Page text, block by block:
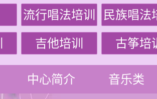
流行唱法培训 民族唱法
吉他培训 古筝培
中心简介 音乐类